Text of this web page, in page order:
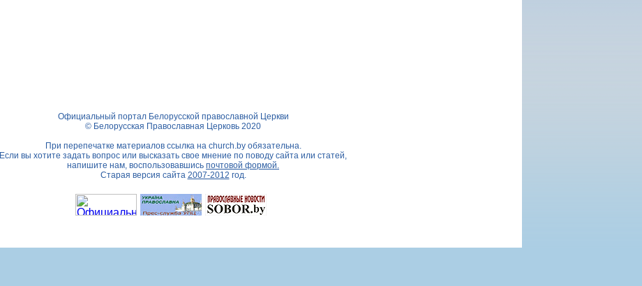
Официальный портал Белорусской православной Церкви
© Белорусская Православная Церковь 2020
При перепечатке материалов ссылка на church.byобязательна.
Если вы хотите задать вопрос или высказать свое мнение по поводу сайта или статей,
напишите нам, воспользовавшись почтовой формой.
Старая версия сайта 2007-2012 год.